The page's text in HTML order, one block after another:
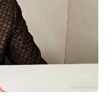
© Anatol Kotte